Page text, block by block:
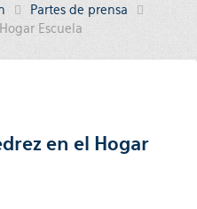
Partes de prensa
Escuela
en el Hogar